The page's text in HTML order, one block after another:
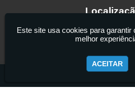
Rua Samurais, 27 - Vila
Paulo / SP - CEP:
Este site usa cookies para garantir
melhor
ACEITAR